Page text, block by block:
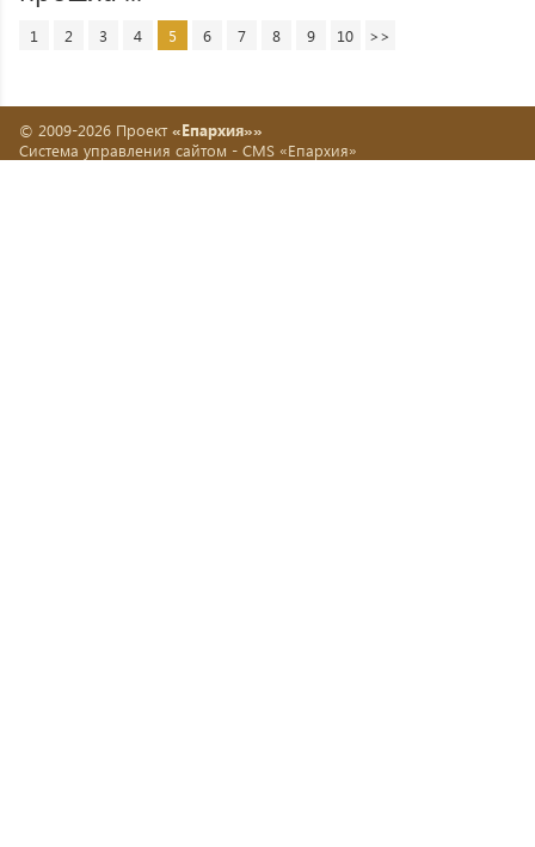
1 2 3 4 5 6 7 8 9 10 >>
© 2009-2026 Проект «Епархия»»
Система управления сайтом - CMS «Епархия»